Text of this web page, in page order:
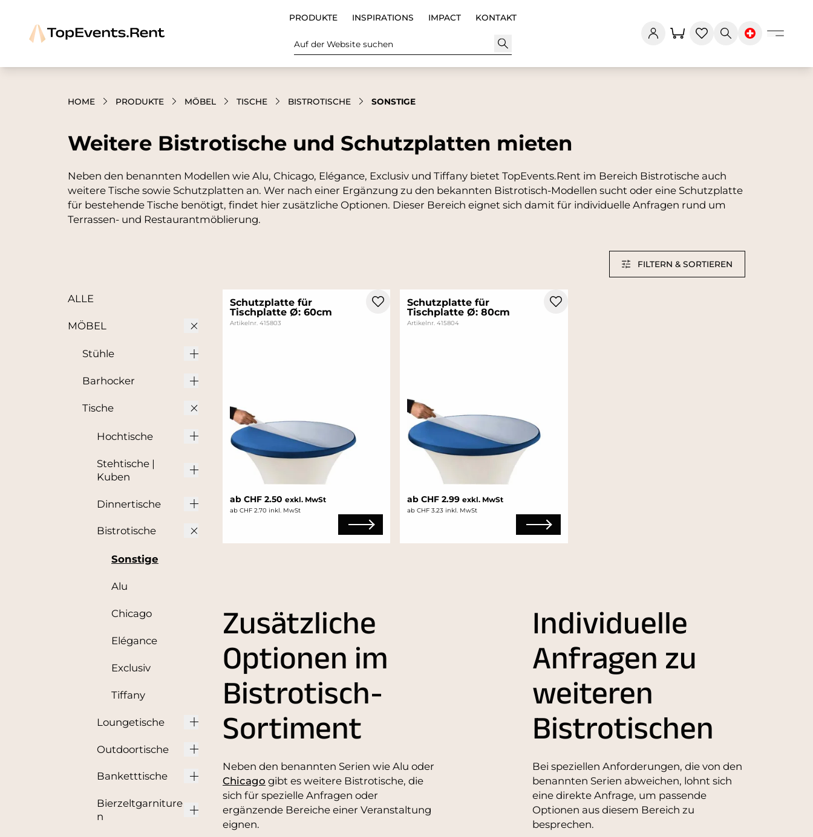
PRODUKTE INSPIRATIONS IMPACT KONTAKT
Auf der Website suchen
HOME PRODUKTE MÖBEL TISCHE BISTROTISCHE SONSTIGE
Weitere Bistrotische und Schutzplatten mieten
Neben den benannten Modellen wie Alu, Chicago, Elégance, Exclusiv und Tiffany bietet TopEvents.Rent im Bereich Bistrotische auch
weitere Tische sowie Schutzplatten an. Wer nach einer Ergänzung zu den bekannten Bistrotisch-Modellen sucht oder eine Schutzplatte
für bestehende Tische benötigt, findet hier zusätzliche Optionen. Dieser Bereich eignet sich damit für individuelle Anfragen rund um
Terrassen- und Restaurantmöblierung.
FILTERN & SORTIEREN
ALLE
MÖBEL
Stühle
Barhocker
Tische
Hochtische
Stehtische |
Kuben
Dinnertische
Bistrotische
Sonstige
Alu
Chicago
Elégance
Exclusiv
Tiffany
Loungetische
Outdoortische
Banketttische
Bierzeltgarniture
n
Schutzplatte für
Tischplatte Ø: 60cm
Artikelnr. 415803
ab CHF 2.50 exkl. MwSt
ab CHF 2.70 inkl. MwSt
Schutzplatte für
Tischplatte Ø: 80cm
Artikelnr. 415804
ab CHF 2.99exkl. MwSt
ab CHF 3.23 inkl. MwSt
Zusätzliche
Optionen im
Bistrotisch-
Sortiment
Neben den benannten Serien wie Alu oder
Chicago gibt es weitere Bistrotische, die
sich für spezielle Anfragen oder
ergänzende Bereiche einer Veranstaltung
eignen.
Individuelle
Anfragen zu
weiteren
Bistrotischen
Bei speziellen Anforderungen, die von den
benannten Serien abweichen, lohnt sich
eine direkte Anfrage, um passende
Optionen aus diesem Bereich zu
besprechen.